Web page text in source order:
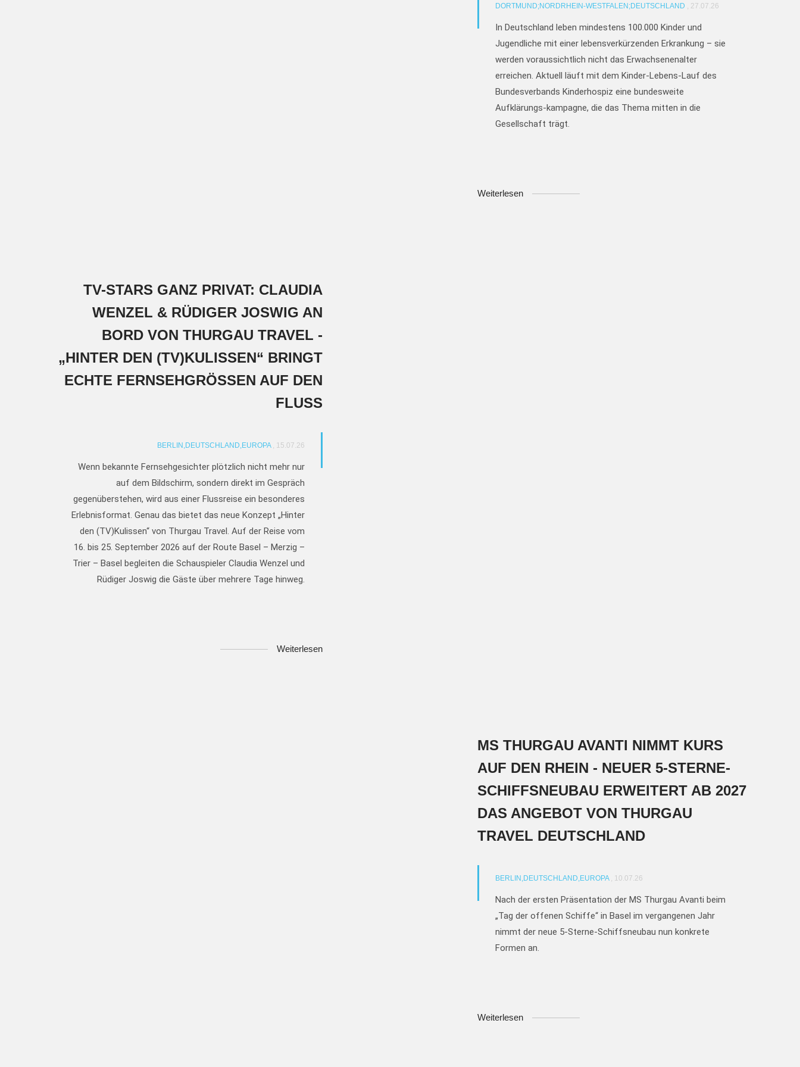
DORTMUND;NORDRHEIN-WESTFALEN;DEUTSCHLAND , 27.07.26
In Deutschland leben mindestens 100.000 Kinder und
Jugendliche mit einer lebensverkürzenden Erkrankung – sie
werden voraussichtlich nicht das Erwachsenenalter
erreichen. Aktuell läuft mit dem Kinder-Lebens-Lauf des
Bundesverbands Kinderhospiz eine bundesweite
Aufklärungs-kampagne, die das Thema mitten in die
Gesellschaft trägt.
Weiterlesen
TV-STARS GANZ PRIVAT: CLAUDIA
WENZEL & RÜDIGER JOSWIG AN
BORD VON THURGAU TRAVEL -
„HINTER DEN (TV)KULISSEN“ BRINGT
ECHTE FERNSEHGRÖSSEN AUF DEN F
LUSS
BERLIN,DEUTSCHLAND,EUROPA, 15.07.26
Wenn bekannte Fernsehgesichter plötzlich nicht mehr nur
auf dem Bildschirm, sondern direkt im Gespräch
gegenüberstehen, wird aus einer Flussreise ein besonderes
Erlebnisformat. Genau das bietet das neue Konzept „Hinter
den (TV)Kulissen“ von Thurgau Travel. Auf der Reise vom
16. bis 25. September 2026 auf der Route Basel – Merzig –
Trier – Basel begleiten die Schauspieler Claudia Wenzel und
Rüdiger Joswig die Gäste über mehrere Tage hinweg.
Weiterlesen
MS THURGAU AVANTI NIMMT KURS
AUF DEN RHEIN - NEUER 5-STERNE-
SCHIFFSNEUBAU ERWEITERT AB 2027
DAS ANGEBOT VON THURGAU
TRAVEL DEUTSCHLAND
BERLIN,DEUTSCHLAND,EUROPA, 10.07.26
Nach der ersten Präsentation der MS Thurgau Avanti beim
„Tag der offenen Schiffe“ in Basel im vergangenen Jahr
nimmt der neue 5-Sterne-Schiffsneubau nun konkrete
Formen an.
Weiterlesen